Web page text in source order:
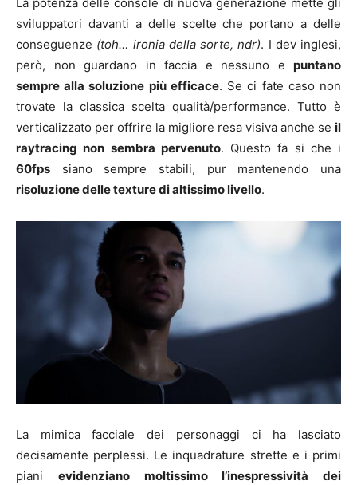
sviluppatori davanti a delle scelte che portano a delle
conseguenze (toh… ironia della sorte, ndr). I dev inglesi,
però, non guardano in faccia e nessuno e puntano
sempre alla soluzione più efficace. Se ci fate caso non
trovate la classica scelta qualità/performance. Tutto è
verticalizzato per offrire la migliore resa visiva anche se il
raytracing non sembra pervenuto. Questo fa si che i
60fps siano sempre stabili, pur mantenendo una
risoluzione delle texture di altissimo livello.
La mimica facciale dei personaggi ci ha lasciato
decisamente perplessi. Le inquadrature strette e i primi
piani evidenziano moltissimo l’inespressività dei